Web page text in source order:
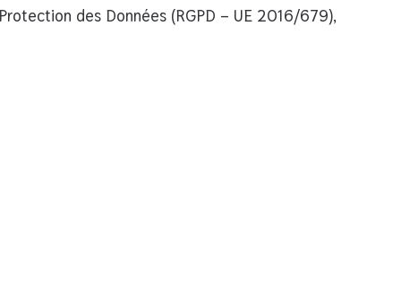
des Données (RGPD – UE 2016/679),